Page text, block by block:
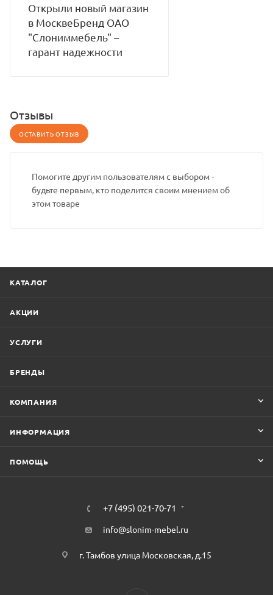
Открыли новый магазин
в МосквеБренд ОАО
"Слониммебель" –
гарант надежности
Отзывы
ОСТАВИТЬ ОТЗЫВ
Помогите другим пользователям с выбором -
будьте первым, кто поделится своим мнением об
этом товаре
КАТАЛОГ
АКЦИИ
УСЛУГИ
БРЕНДЫ
КОМПАНИЯ
ИНФОРМАЦИЯ
ПОМОЩЬ
+7 (495) 021-70-71
info@slonim-mebel.ru
г. Тамбов улица Московская, д.15